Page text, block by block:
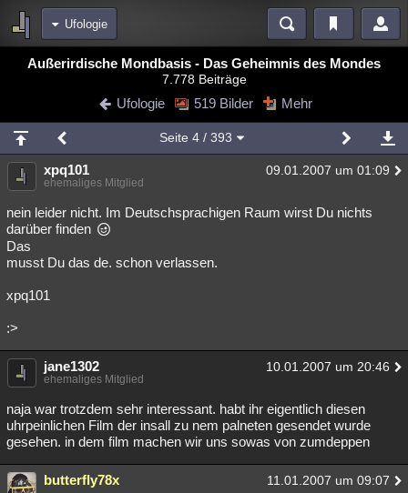
Ufologie
Bereiche
Blogs Videos
Chat Wiki Neuigkeiten
meine Rubriken
Menschen Mystery Kriminalfälle
Spiritualität Verschwörungen Technologie Ufologie
Natur
Philosophie
Musik Clash Verbesserungen Allmystery English
Besucht Teilgenommen Alle Neue Geschlossen
Lesenswert Schlüsselwörter
Außerirdische Mondbasis - Das Geheimnis des Mondes
7.778 Beiträge
Ufologie 519 Bilder Mehr
Seite 4/ 393
xpq101 09.01.2007 um 01:09
ehemaliges Mitglied
nein leider nicht. Im Deutschsprachigen Raum wirst Du nichts
darüber finden
Das
musst Du das de. schon verlassen.
xpq101
:>
jane1302 10.01.2007 um 20:46
ehemaliges Mitglied
naja war trotzdem sehr interessant. habt ihr eigentlich diesen
uhrpeinlichen Film der insall zu nem palneten gesendet wurde
gesehen. in dem film machen wir uns sowas von zumdeppen
butterfly78x 11.01.2007 um 09:07